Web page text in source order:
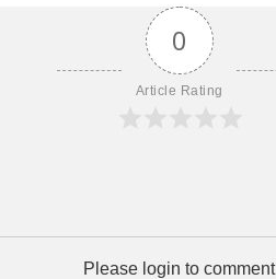
0
Article Rating
Please login to comment